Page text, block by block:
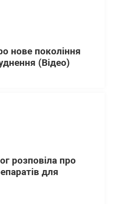
нове покоління
(Відео)
розповіла про
для